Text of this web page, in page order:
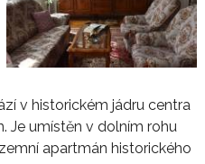
v historickém jádru centra
Je umístěn v dolním rohu
apartmán historického